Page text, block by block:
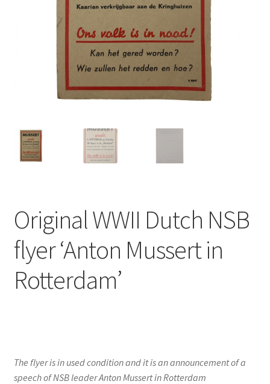
Original WWII Dutch NSB
flyer ‘Anton Mussert in
Rotterdam’
The flyer is in used condition and it is an announcement of a
speech of NSB leader Anton Mussert in Rotterdam